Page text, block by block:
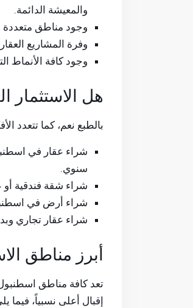
والمعيشة الدائمة.
وجود مناطق متعددة
وفرة المشاريع
وجود كافة الأنماط
هل الاستثمار
بالطبع نعم، كما تتعدد
شراء عقار في
سنوي.
شراء شقة فندقية أو
شراء أرض في
شراء عقار تجاري
أبرز مناطق
تعد كافة مناطق اسطنبول
إقبال أعلى نسبياً،